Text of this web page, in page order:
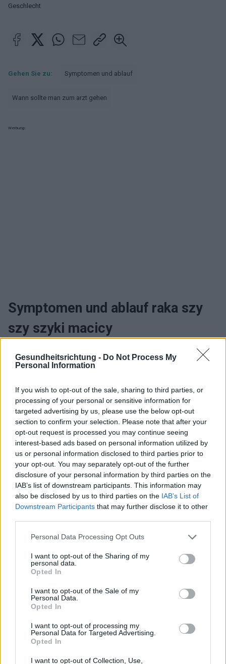
Gesundheitsrichtung - Do Not Process My
Personal Information
If you wish to opt-out of the sale, sharing to third parties, or
processing of your personal or sensitive information for
targeted advertising by us, please use the below opt-out
section to confirm your selection. Please note that after your
opt-out request is processed you may continue seeing
interest-based ads based on personal information utilized by
us or personal information disclosed to third parties prior to
your opt-out. You may separately opt-out of the further
disclosure of your personal information by third parties on the
IAB’s list of downstream participants. This information may
also be disclosed by us to third parties on the IAB’s List of
Downstream Participants that may further disclose it to other
Please note that this website/app uses one or more Google
not limited to your visit or usage behaviour. You may click to
grant or deny consent to Google and its third-party tags to
use your data for below specified purposes in below Google
consent section.
Personal Data Processing Opt Outs
I want to opt-out of the Sharing of my
personal data.
Opted In
I want to opt-out of the Sale of my
Personal Data.
Opted In
I want to opt-out of processing my
Personal Data for Targeted Advertising.
Opted In
I want to opt-out of Collection, Use,
Geschlecht
Gehen Sie zu: Symptomen und ablauf
Wann sollte man zum arzt gehen
Werbung:
Symptomen und ablauf raka szy
szy szyki macicy
Wann sollte man zum arzt gehen i
Interessant? Teilen sie es auf Facebook!
Möchten Sie auf dem Laufenden bleiben?
Folgen Sie uns auf
Google
News
ZUGEHÖRIG
Themen Hals Hpv Krebs
Quellen
Onkologia, Podręcznik dla studentów i lekarzy, pod redakcją
Pawlęga), 3. Auflage, 2007, str. 60, 233-234